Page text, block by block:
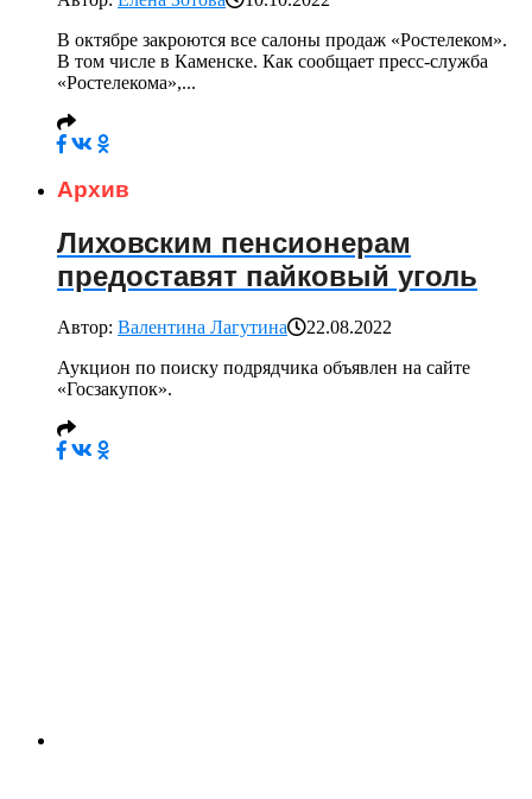
В октябре закроются все салоны продаж «Ростелеком».
В том числе в Каменске. Как сообщает пресс-служба
«Ростелекома»,...
Архив
Лиховским пенсионерам
предоставят пайковый уголь
Автор: Валентина Лагутина
22.08.2022
Аукцион по поиску подрядчика объявлен на сайте
«Госзакупок».